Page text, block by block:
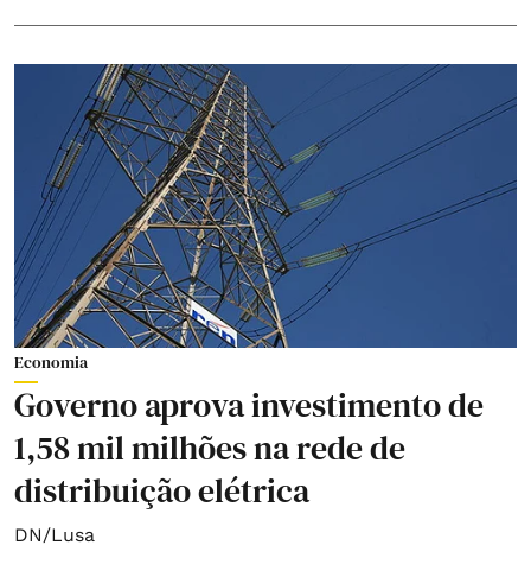
Economia
Governo aprova investimento de
1,58 mil milhões na rede de
distribuição elétrica
DN/Lusa